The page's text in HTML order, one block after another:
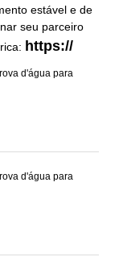
estável e de
seu parceiro
https://